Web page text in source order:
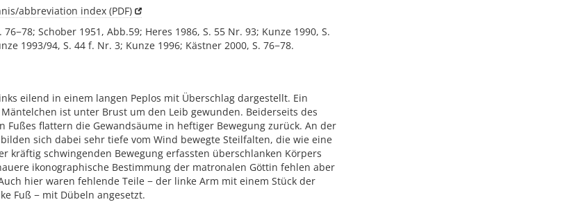
abbreviation index (PDF)
Schober 1951, Abb.59; Heres 1986, S. 55 Nr. 93; Kunze 1990, S.
1993/94, S. 44 f. Nr. 3; Kunze 1996; Kästner 2000, S. 76−78.
eilend in einem langen Peplos mit Überschlag dargestellt. Ein
ist unter Brust um den Leib gewunden. Beiderseits des
Fußes flattern die Gewandsäume in heftiger Bewegung zurück. An der
sich dabei sehr tiefe vom Wind bewegte Steilfalten, die wie eine
kräftig schwingenden Bewegung erfassten überschlanken Körpers
ikonographische Bestimmung der matronalen Göttin fehlen aber
hier waren fehlende Teile − der linke Arm mit einem Stück der
Fuß − mit Dübeln angesetzt.